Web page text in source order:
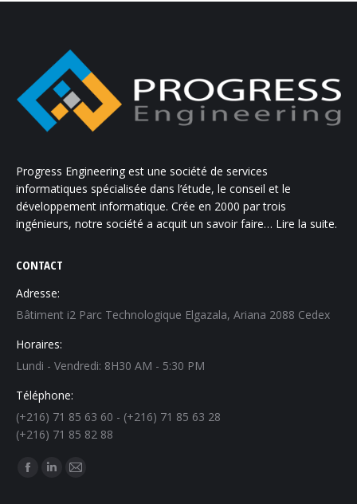
Progress Engineering est une société de services
informatiques spécialisée dans l’étude, le conseil et le
développement informatique. Crée en 2000 par trois
ingénieurs, notre société a acquit un savoir faire… Lire la suite.
CONTACT
Adresse:
Bâtiment i2 Parc Technologique Elgazala, Ariana 2088 Cedex
Horaires:
Lundi - Vendredi: 8H30 AM - 5:30 PM
Téléphone:
(+216) 71 85 63 60 - (+216) 71 85 63 28
(+216) 71 85 82 88
Trouvez nous sur :